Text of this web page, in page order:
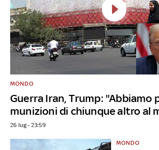
Guerra Iran, Trump: "Abbiamo
munizioni di chiunque altro al
MONDO
26 lug - 23:59
MONDO